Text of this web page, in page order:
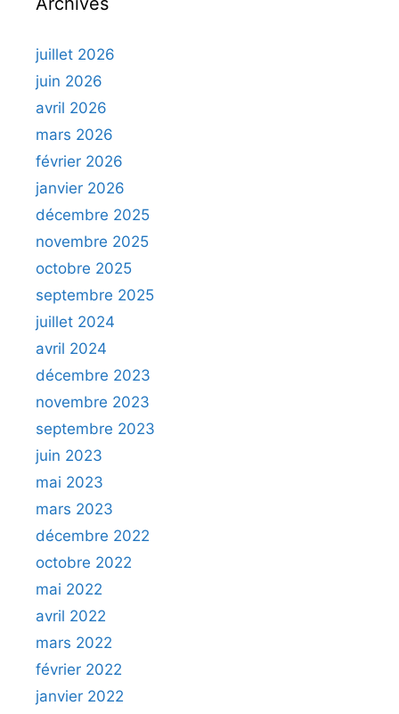
juillet 2026
juin 2026
avril 2026
mars 2026
février 2026
janvier 2026
décembre 2025
novembre 2025
octobre 2025
septembre 2025
juillet 2024
avril 2024
décembre 2023
novembre 2023
septembre 2023
juin 2023
mai 2023
mars 2023
décembre 2022
octobre 2022
mai 2022
avril 2022
mars 2022
février 2022
janvier 2022